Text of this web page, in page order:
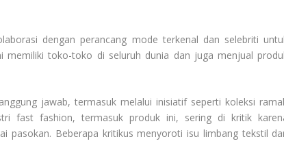
dengan perancang mode terkenal dan selebriti
memiliki toko-toko di seluruh dunia dan juga menjual
jawab, termasuk melalui inisiatif seperti koleksi
fast fashion, termasuk produk ini, sering di kritik
pasokan. Beberapa kritikus menyoroti isu limbang tekstil